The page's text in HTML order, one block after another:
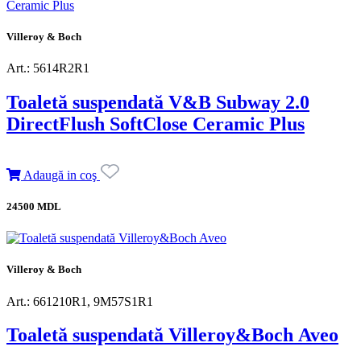
Villeroy & Boch
Art.: 5614R2R1
Toaletă suspendată V&B Subway 2.0
DirectFlush SoftClose Ceramic Plus
Adaugă in coş
24500 MDL
Villeroy & Boch
Art.: 661210R1, 9M57S1R1
Toaletă suspendată Villeroy&Boch Aveo